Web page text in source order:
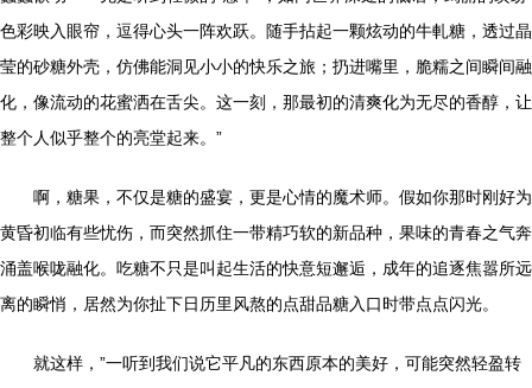
色彩映入眼帘，逗得心头一阵欢跃。随手拈起一颗炫动的牛軋糖，透过晶
莹的砂糖外壳，仿佛能洞见小小的快乐之旅；扔进嘴里，脆糯之间瞬间融
化，像流动的花蜜洒在舌尖。这一刻，那最初的清爽化为无尽的香醇，让
整个人似乎整个的亮堂起来。”
啊，糖果，不仅是糖的盛宴，更是心情的魔术师。假如你那时刚好为
黄昏初临有些忧伤，而突然抓住一带精巧软的新品种，果味的青春之气奔
涌盖喉咙融化。吃糖不只是叫起生活的快意短邂逅，成年的追逐焦嚣所远
离的瞬悄，居然为你扯下日历里风熬的点甜品糖入口时带点点闪光。
就这样，”一听到我们说它平凡的东西原本的美好，可能突然轻盈转